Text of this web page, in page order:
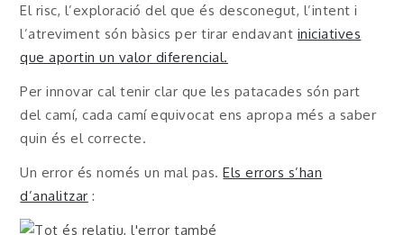
El risc, l’exploració del que és desconegut, l’intent i
l’atreviment són bàsics per tirar endavant iniciatives
que aportin un valor diferencial.
Per innovar cal tenir clar que les patacades són part
del camí, cada camí equivocat ens apropa més a saber
quin és el correcte.
Un error és només un mal pas.Els errors s’han
d’analitzar :